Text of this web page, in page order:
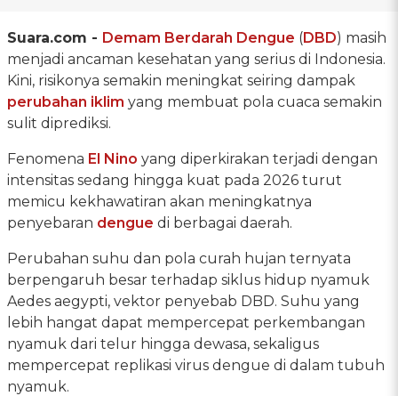
Suara.com - Demam Berdarah Dengue (DBD) masih
menjadi ancaman kesehatan yang serius di Indonesia.
Kini, risikonya semakin meningkat seiring dampak
perubahan iklim yang membuat pola cuaca semakin
sulit diprediksi.
Fenomena El Nino yang diperkirakan terjadi dengan
intensitas sedang hingga kuat pada 2026 turut
memicu kekhawatiran akan meningkatnya
penyebaran dengue di berbagai daerah.
Perubahan suhu dan pola curah hujan ternyata
berpengaruh besar terhadap siklus hidup nyamuk
Aedes aegypti, vektor penyebab DBD. Suhu yang
lebih hangat dapat mempercepat perkembangan
nyamuk dari telur hingga dewasa, sekaligus
mempercepat replikasi virus dengue di dalam tubuh
nyamuk.